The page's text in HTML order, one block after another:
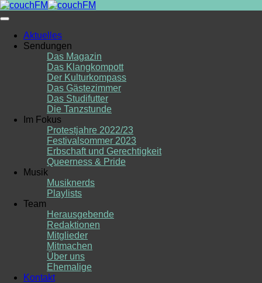
Skip
to
Aktuelles
Sendungen
Das Magazin
Das Klangkompott
Der Kulturkompass
Das Gästezimmer
Das Studifutter
Die Tanzstunde
Im Fokus
Protestjahre 2022/23
Festivalsommer 2023
Erbschaft und Gerechtigkeit
Queerness & Pride
Musik
Musiknerds
Playlists
Team
Herausgebende
Redaktionen
Mitglieder
Mitmachen
Über uns
Ehemalige
Kontakt